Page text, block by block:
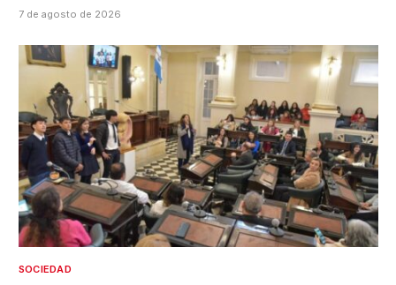
7 de agosto de 2026
SOCIEDAD